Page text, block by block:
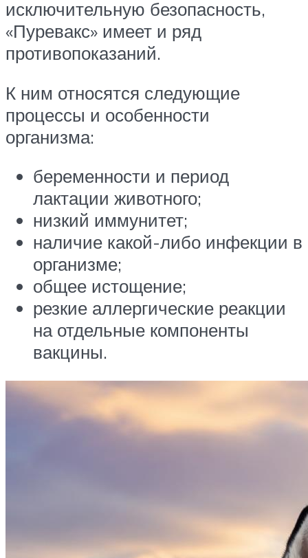
исключительную безопасность,
«Пуревакс» имеет и ряд
противопоказаний.
К ним относятся следующие
процессы и особенности
организма:
беременности и период
лактации животного;
низкий иммунитет;
наличие какой-либо инфекции в
организме;
общее истощение;
резкие аллергические реакции
на отдельные компоненты
вакцины.